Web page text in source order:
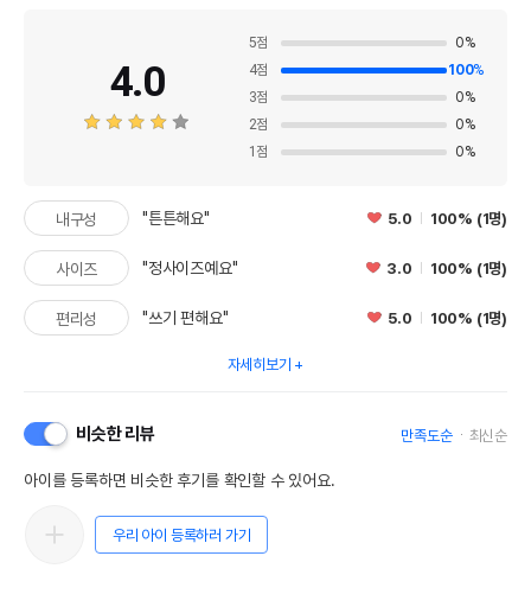
4.0
5점 0%
4점 100%
3점 0%
2점 0%
1 점 0%
내구성 "튼튼해요" 5.0 100% (1명)
사이즈 "정사이즈예요" 3.0 100% (1명)
편리성 "쓰기 편해요" 5.0 100% (1명)
자세히보기
비슷한 리뷰 만족도순 최신순
아이를 등록하면 비슷한 후기를 확인할 수 있어요.
우리 아이 등록하러 가기